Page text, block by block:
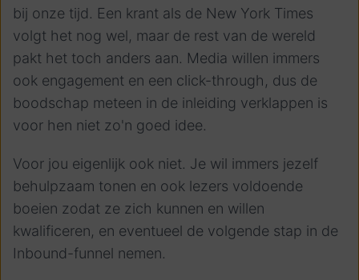
bij onze tijd. Een krant als de New York Times
volgt het nog wel, maar de rest van de wereld
pakt het toch anders aan. Media willen immers
ook engagement en een click-through, dus de
boodschap meteen in de inleiding verklappen is
voor hen niet zo'n goed idee.
Voor jou eigenlijk ook niet. Je wil immers jezelf
behulpzaam tonen en ook lezers voldoende
boeien zodat ze zich kunnen en willen
kwalificeren, en eventueel de volgende stap in de
Inbound-funnel nemen.